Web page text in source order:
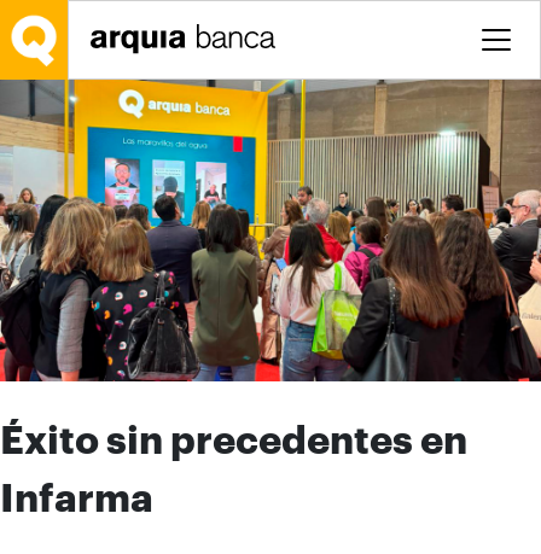
Saltar al contenido principal
Éxito sin precedentes en
Infarma